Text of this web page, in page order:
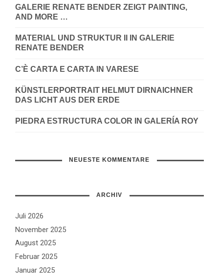
GALERIE RENATE BENDER ZEIGT PAINTING,
AND MORE …
MATERIAL UND STRUKTUR II IN GALERIE
RENATE BENDER
C’È CARTA E CARTA IN VARESE
KÜNSTLERPORTRAIT HELMUT DIRNAICHNER
DAS LICHT AUS DER ERDE
PIEDRA ESTRUCTURA COLOR IN GALERÍA ROY
NEUESTE KOMMENTARE
ARCHIV
Juli 2026
November 2025
August 2025
Februar 2025
Januar 2025